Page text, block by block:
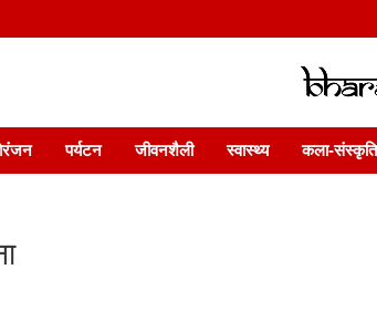
ऑडियो, वीडियो और फ़ीचर. भारत बोलेगा हिंदी न्यूज़
पर्यटन जीवनशैली स्वास्थ्य कला-संस्कृति